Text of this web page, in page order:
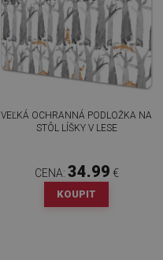
VEĽKÁ OCHRANNÁ PODLOŽKA NA
STÔL LÍŠKY V LESE
CENA: 34.99 €
KOUPIT